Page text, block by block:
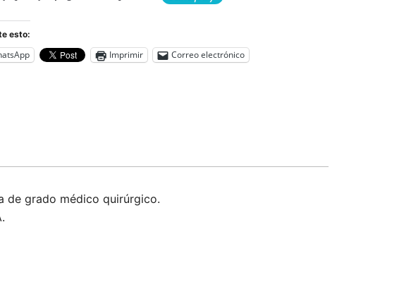
esto:
Imprimir Correo electrónico
de grado médico quirúrgico.